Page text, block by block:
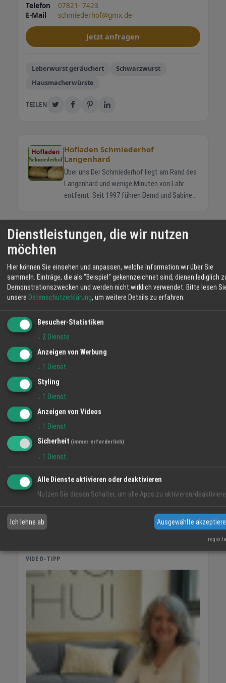
Telefon
07821- 7423
E-Mail
schmiederhof@gmx.de
Jetzt anfragen
Leberwurst geräuchert
Schwarzwurst
Hausmacherwürste
TEILEN
Hofladen Schmiederhof
Langenhard
Über uns Der Schmiederhof liegt am Rand des
Langenhard und wenige Minuten von Lahr
entfernt. Seit 1997 führen Bernd und Sabine
Jonas und Helena den Familienbetrieb. Die
Rinder stehen in Mutterkuhhaltung auf
weiten Wiesen. So wächst das Fleisch
nachvollziehbarer Herkunft. Im Hofladen
bekommen Sie Rind- und Schweinefleisch,
Eier, Brot, Obst und weitere Erzeugnisse aus
eigener Landwirtschaft. Mit Ihrem Einkauf
unterstützen die Pflege der umliegenden
Flächen. Auf dem Schmiederhof erleben Sie
eingebunden in die Umgebung arbeitet. Ihre
Familie vom Hofladen Schmiederhof
WEITERE ANGEBOTE
Angebot
WETTER LAHR
25 °C
Klarer Himmel
06:09 37 %
VIDEO-TIPP
Dienstleistungen, die wir nutzen
möchten
Hier können Sie einsehen und anpassen, welche Information wir über Sie
sammeln. Einträge, die als "Beispiel" gekennzeichnet sind, dienen lediglich
Demonstrationszwecken und werden nicht wirklich verwendet. Bitte lesen
unsere Datenschutzerklärung, um weitere Details zu erfahren.
Besucher-Statistiken
↓ 2 Dienste
Anzeigen von Werbung
↓ 1 Dienst
Styling
↓ 1 Dienst
Anzeigen von Videos
↓ 1 Dienst
Sicherheit (immer erforderlich)
↓ 1 Dienst
Alle Dienste aktivieren oder deaktivieren
Nutzen Sie diesen Schalter, um alle Apps zu aktivieren/
Ich lehne ab Ausgewählte